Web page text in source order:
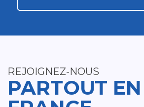
REJOIGNEZ-NOUS
PARTOUT EN